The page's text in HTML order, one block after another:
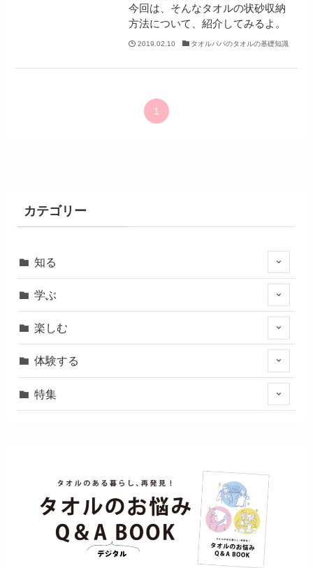
今回は、そんなタオルの状砂収納
方法について、紹介してみるよ。
2019.02.10 タオルパパのタオルの基礎知識
1
カテゴリー
知る
学ぶ
楽しむ
体験する
特集